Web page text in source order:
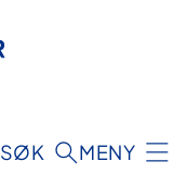
SØK MENY